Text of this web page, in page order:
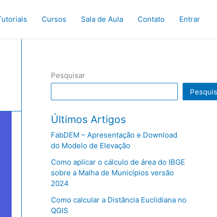
Cursos Sala de Aula Contato Entrar
Pesquisar
Últimos Artigos
FabDEM – Apresentação e Download
do Modelo de Elevação
Como aplicar o cálculo de área do IBGE
sobre a Malha de Municípios versão
2024
Como calcular a Distância Euclidiana no
QGIS